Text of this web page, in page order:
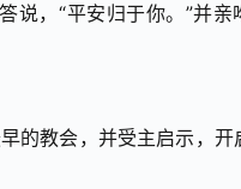
说，“平安归于你。”并亲
的教会，并受主启示，开